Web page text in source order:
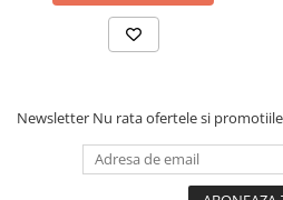
Newsletter Nu rata ofertele si